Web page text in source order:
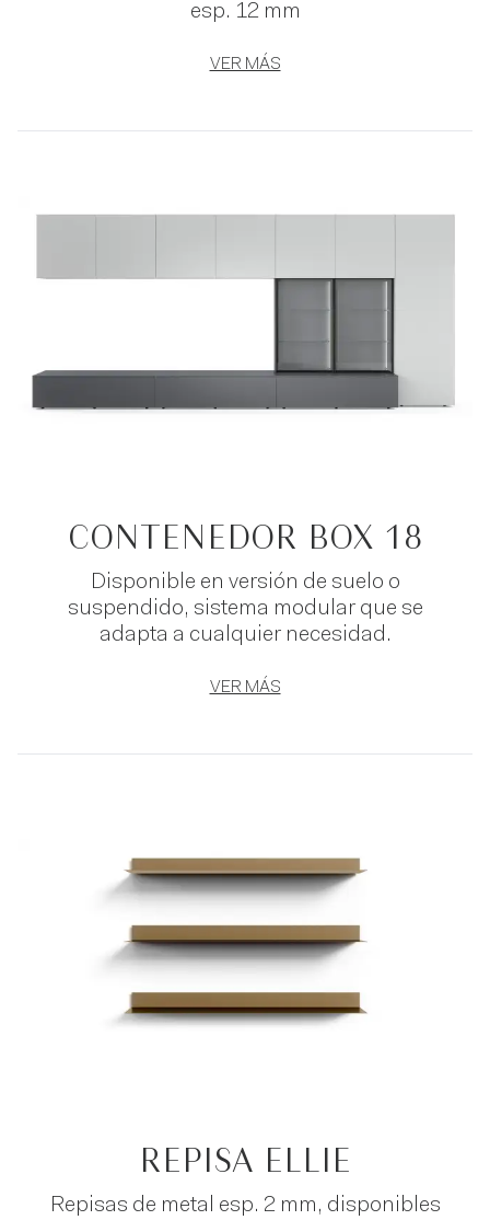
esp. 12 mm
VER MÁS
CONTENEDOR BOX 18
Disponible en versión de suelo o
suspendido, sistema modular que se
adapta a cualquier necesidad.
VER MÁS
REPISA ELLIE
Repisas de metal esp. 2 mm, disponibles